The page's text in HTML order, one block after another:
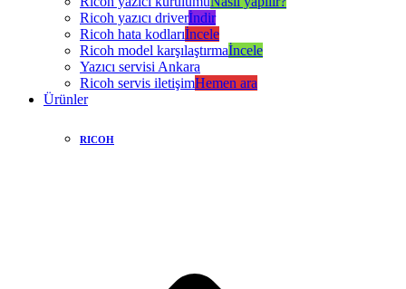
Ricoh yazıcı driverİndir
Ricoh hata kodlarıİncele
Ricoh model karşılaştırmaİncele
Yazıcı servisi Ankara
Ricoh servis iletişimHemen ara
Ürünler
RICOH